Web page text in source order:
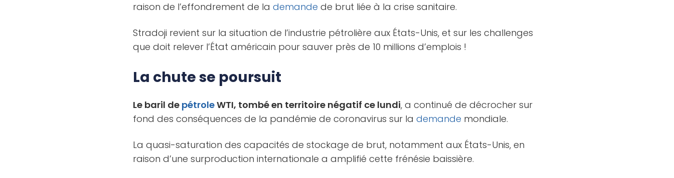
raison de l’effondrement de lademande de brut liée à la crise sanitaire.
Stradoji revient sur la situation de l’industrie pétrolière aux États-Unis, et sur les challenges
que doit relever l’État américain pour sauver près de 10 millions d’emplois !
La chute se poursuit
Le baril de pétroleWTI, tombé en territoire négatif ce lundi, a continué de décrocher sur
fond des conséquences de la pandémie de coronavirus sur lademande mondiale.
La quasi-saturation des capacités de stockage de brut, notamment aux États-Unis, en
raison d’une surproduction internationale a amplifié cette frénésie baissière.